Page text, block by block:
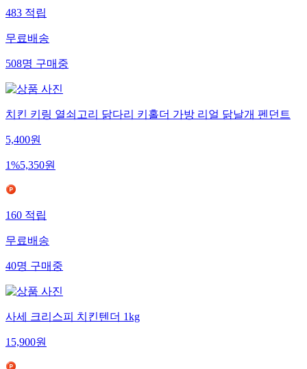
483적립
무료배송
508명구매중
치킨 키링 열쇠고리 닭다리 키홀더 가방 리얼 닭날개 펜던트
5,400원
1%5,350원
160적립
무료배송
40명구매중
사세 크리스피 치킨텐더 1kg
15,900원